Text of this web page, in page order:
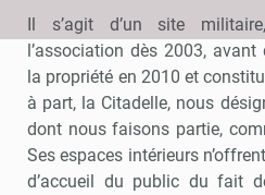
Il s’agit d’un site
l’association dès 2003, avant
la propriété en 2010 et
à part, la Citadelle, nous
dont nous faisons partie,
Ses espaces intérieurs
d’accueil du public du fait